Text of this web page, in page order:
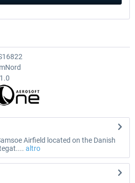
Airfield located on the Danish
altro